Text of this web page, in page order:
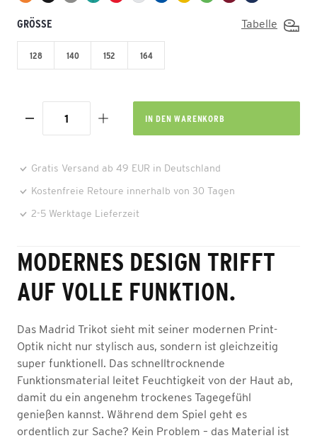
GRÖSSE Tabelle
128 140 152 164
IN DEN WARENKORB
Gratis Versand ab 49 EUR in Deutschland
Kostenfreie Retoure innerhalb von 30 Tagen
2-5 Werktage Lieferzeit
MODERNES DESIGN TRIFFT
AUF VOLLE FUNKTION.
Das Madrid Trikot sieht mit seiner modernen Print-
Optik nicht nur stylisch aus, sondern ist gleichzeitig
super funktionell. Das schnelltrocknende
Funktionsmaterial leitet Feuchtigkeit von der Haut ab,
damit du ein angenehm trockenes Tagegefühl
genießen kannst. Während dem Spiel geht es
ordentlich zur Sache? Kein Problem – das Material ist